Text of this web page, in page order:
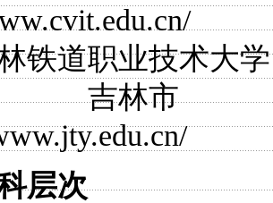
铁道职业技术大学
吉林
层次